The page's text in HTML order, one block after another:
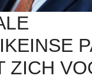
ZICH